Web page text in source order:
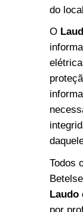
do
O
Todos
Laudo
por